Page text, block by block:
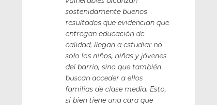
sostenidamente buenos
resultados que evidencian que
entregan educación de
calidad, llegan a estudiar no
solo los niños, niñas y jóvenes
del barrio, sino que también
buscan acceder a ellos
familias de clase media. Esto,
si bien tiene una cara que